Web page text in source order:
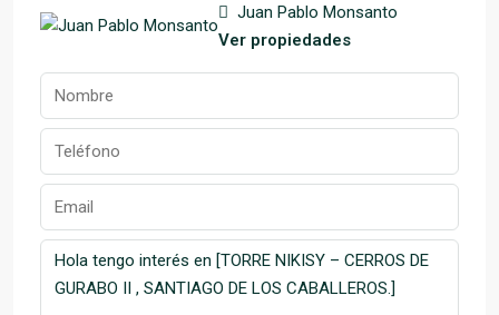
Juan Pablo Monsanto
Ver propiedades